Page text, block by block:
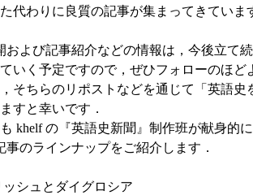
代わりに良質の記事が集まってきてい
よび記事紹介などの情報は，今後立て
いく予定ですので，ぜひフォローのほ
そちらのリポストなどを通じて「英語
すと幸いです．
khelf の『英語史新聞』制作班が献身的
事のラインナップをご紹介します．
シュとダイグロシア